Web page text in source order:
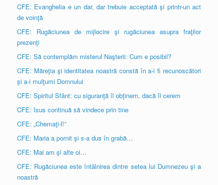
CFE: Evanghelia e un dar, dar trebuie acceptată şi printr-un act
de voinţă
CFE: Rugăciunea de mijlocire şi rugăciunea asupra fraţilor
prezenţi
CFE: Să contemplăm misterul Naşterii: Cum e posibil?
CFE: Măreţia şi identitatea noastră constă în a-i fi recunoscători
şi a-i mulţumi Domnului
CFE: Spiritul Sfânt: cu siguranţă îl obţinem, dacă îl cerem
CFE: Isus continuă să vindece prin tine
CFE: „Chemaţi-l!”
CFE: Maria a pornit şi s-a dus în grabă…
CFE: Mai am şi alte oi…
CFE: Rugăciunea este întâlnirea dintre setea lui Dumnezeu şi a
noastră